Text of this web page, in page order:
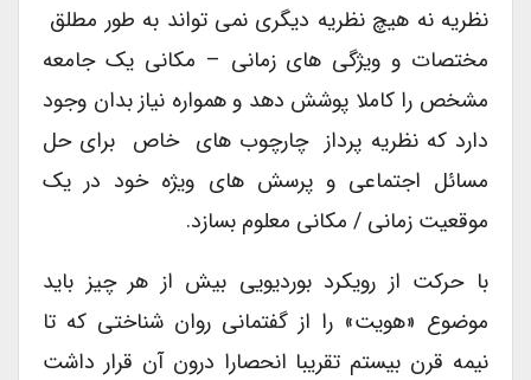
نظریه نه هیچ نظریه دیگری نمی تواند به طور مطلق
مختصات و ویژگی های زمانی – مکانی یک جامعه
مشخص را کاملا پوشش دهد و همواره نیاز بدان وجود
دارد که نظریه پرداز چارچوب های خاص برای حل
مسائل اجتماعی و پرسش های ویژه خود در یک
موقعیت زمانی / مکانی معلوم بسازد.
با حرکت از رویکرد بوردیویی بیش از هر چیز باید
موضوع «هویت» را از گفتمانی روان شناختی که تا
نیمه قرن بیستم تقریبا انحصارا درون آن قرار داشت